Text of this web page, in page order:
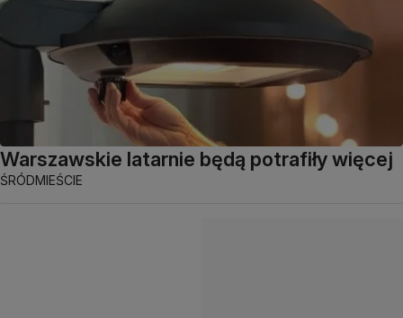
Warszawskie latarnie będą potrafiły więcej
ŚRÓDMIEŚCIE